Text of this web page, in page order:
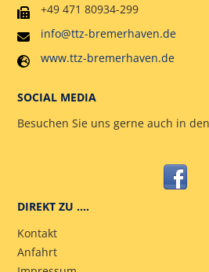
+49 471 80934-299
info@ttz-bremerhaven.de
www.ttz-bremerhaven.de
SOCIAL MEDIA
Besuchen Sie uns gerne auch in
DIREKT ZU ….
Kontakt
Anfahrt